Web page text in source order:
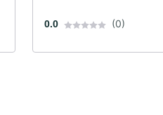
0.0 (0)